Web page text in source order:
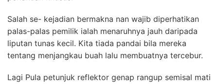
Salah se- kejadian bermakna nan wajib diperhatikan
palas-palas pemilik ialah menaruhnya jauh daripada
liputan tunas kecil. Kita tiada pandai bila mereka
tentang menjangkau buah lalu membuatnya tercebur.
Lagi Pula petunjuk reflektor genap rangup semisal mati